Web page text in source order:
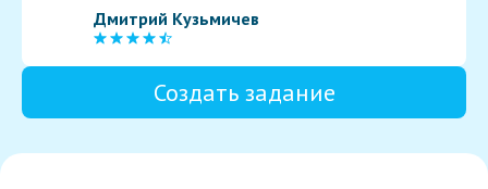
Дмитрий Кузьмичев
Создать задание